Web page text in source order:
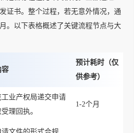
证书。整个过程，若无意外情况，通
。以下表格概述了关键流程节点与大
容
预计耗时（仅
供参考）
业产权局递交申请
理回执。
1-2个月